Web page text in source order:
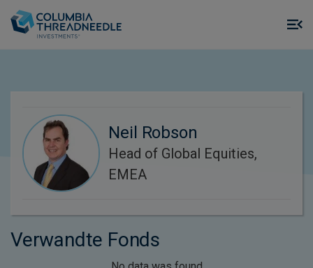
Neil Robson
Head of Global Equities,
EMEA
Verwandte Fonds